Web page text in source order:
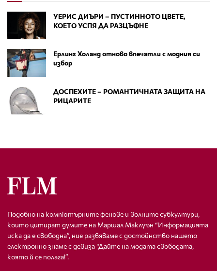
УЕРИС ДИЪРИ – ПУСТИННОТО ЦВЕТЕ,
КОЕТО УСПЯ ДА РАЗЦЪФНЕ
Ерлинг Холанд отново впечатли с модния си
избор
ДОСПЕХИТЕ – РОМАНТИЧНАТА ЗАЩИТА НА
РИЦАРИТЕ
Подобно на компютърните фенове и волните субкултури,
които цитират думите на Маршал Маклуън “Информацията
иска да е свободна”, ние развяваме с достойнство нашето
електронно знаме с девиза “Дайте на модата свободата,
която й се полага!”.